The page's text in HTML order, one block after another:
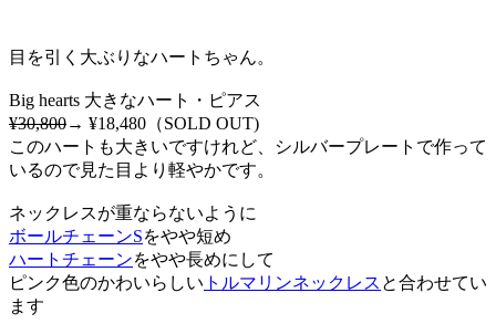
目を引く大ぶりなハートちゃん。
Big hearts 大きなハート・ピアス
¥30,800→ ¥18,480（SOLD OUT)
このハートも大きいですけれど、シルバープレートで作って
いるので見た目より軽やかです。
ネックレスが重ならないように
ボールチェーンSをやや短め
ハートチェーンをやや長めにして
ピンク色のかわいらしい トルマリンネックレス と合わせてい
ます